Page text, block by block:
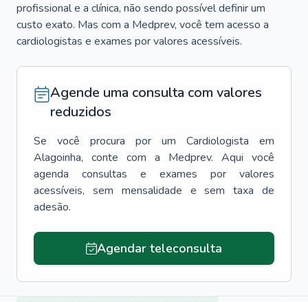
profissional e a clínica, não sendo possível definir um
custo exato. Mas com a Medprev, você tem acesso a
cardiologistas e exames por valores acessíveis.
Agende uma consulta com valores
reduzidos
Se você procura por um Cardiologista
em
Alagoinha, conte com a Medprev. Aqui você
agenda consultas e exames por valores
acessíveis, sem mensalidade e sem taxa de
adesão.
Agendar teleconsulta